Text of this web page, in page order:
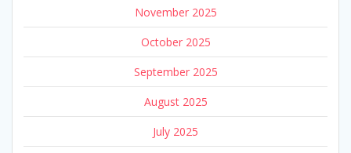
November 2025
October 2025
September 2025
August 2025
July 2025